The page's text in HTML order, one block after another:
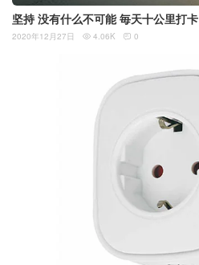
坚持 没有什么不可能 毎天十公里打
2020年12月27日  4.06K  0